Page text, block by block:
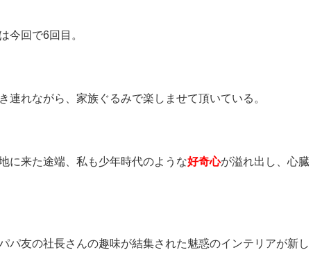
今回で6回目。
連れながら、家族ぐるみで楽しませて頂いている。
に来た途端、私も少年時代のような好奇心が溢れ出し、心臓
パ友の社長さんの趣味が結集された魅惑のインテリアが新し